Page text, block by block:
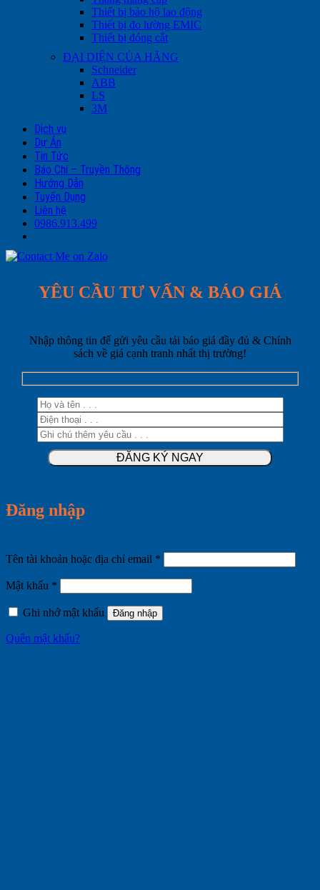
Thiết bị bảo hộ lao động
Thiết bị đo lường EMIC
Thiết bị đóng cắt
ĐẠI DIỆN CỦA HÃNG
Schneider
ABB
LS
3M
Dịch vụ
Dự Án
Tin Tức
Báo Chí – Truyền Thông
Hướng Dẫn
Tuyển Dụng
Liên hệ
0986.913.499
YÊU CẦU TƯ VẤN & BÁO GIÁ
Nhập thông tin để gửi yêu cầu tải báo giá đầy đủ & Chính
sách về giá cạnh tranh nhất thị trường!
Đăng nhập
Tên tài khoản hoặc địa chỉ email *
buộc
Mật khẩu *
buộc
Ghi nhớ mật khẩu
Đăng nhập
Quên mật khẩu?